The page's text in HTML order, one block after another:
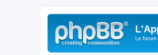
Le forum